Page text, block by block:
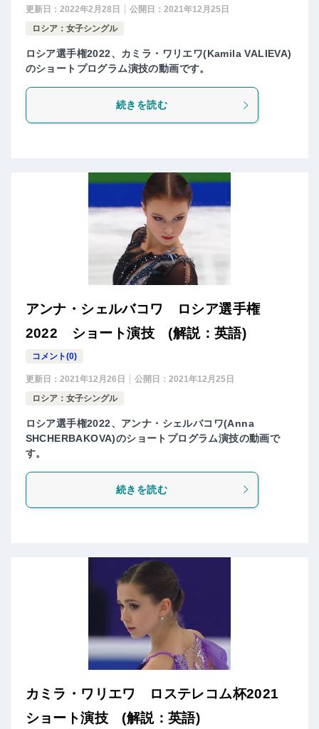
更新日： 2022年2月28日 公開日： 2021年12月25日
ロシア：女子シングル
ロシア選手権2022、カミラ・ワリエワ(Kamila VALIEVA)
のショートプログラム演技の動画です。
続きを読む
アンナ・シェルバコワ ロシア選手権
2022 ショート演技 (解説：英語)
コメント(0)
更新日： 2021年12月26日 公開日： 2021年12月25日
ロシア：女子シングル
ロシア選手権2022、アンナ・シェルバコワ(Anna
SHCHERBAKOVA)のショートプログラム演技の動画で
す。
続きを読む
カミラ・ワリエワ ロステレコム杯2021
ショート演技 (解説：英語)